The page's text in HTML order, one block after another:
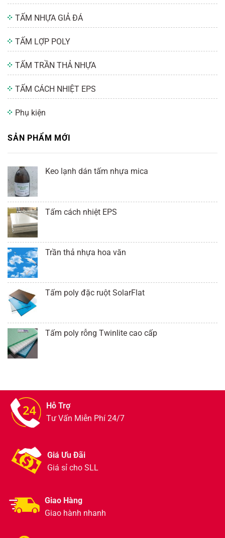
TẤM NHỰA GIẢ ĐÁ
TẤM LỢP POLY
TẤM TRẦN THẢ NHỰA
TẤM CÁCH NHIỆT EPS
Phụ kiện
SẢN PHẨM MỚI
Keo lạnh dán tấm nhựa mica
Tấm cách nhiệt EPS
Trần thả nhựa hoa văn
Tấm poly đặc ruột SolarFlat
Tấm poly rỗng Twinlite cao cấp
Hỗ Trợ
Tư Vấn Miễn Phí 24/7
Giá Ưu Đãi
Giá sỉ cho SLL
Giao Hàng
Giao hành nhanh